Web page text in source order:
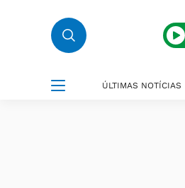
ÚLTIMAS NOTÍCIAS